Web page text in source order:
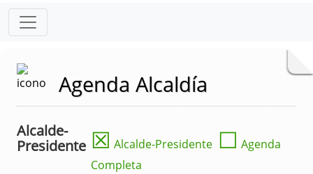
Agenda Alcaldía
Alcalde-
Presidente ☒ Alcalde-Presidente ☐ Agenda
Completa